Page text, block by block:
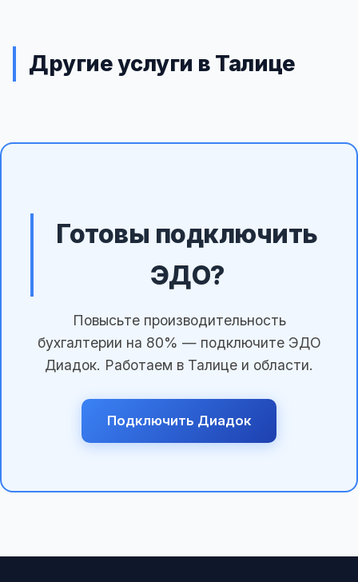
Другие услуги в Талице
Готовы подключить
ЭДО?
Повысьте производительность
бухгалтерии на 80% — подключите ЭДО
Диадок. Работаем в Талице и области.
Подключить Диадок